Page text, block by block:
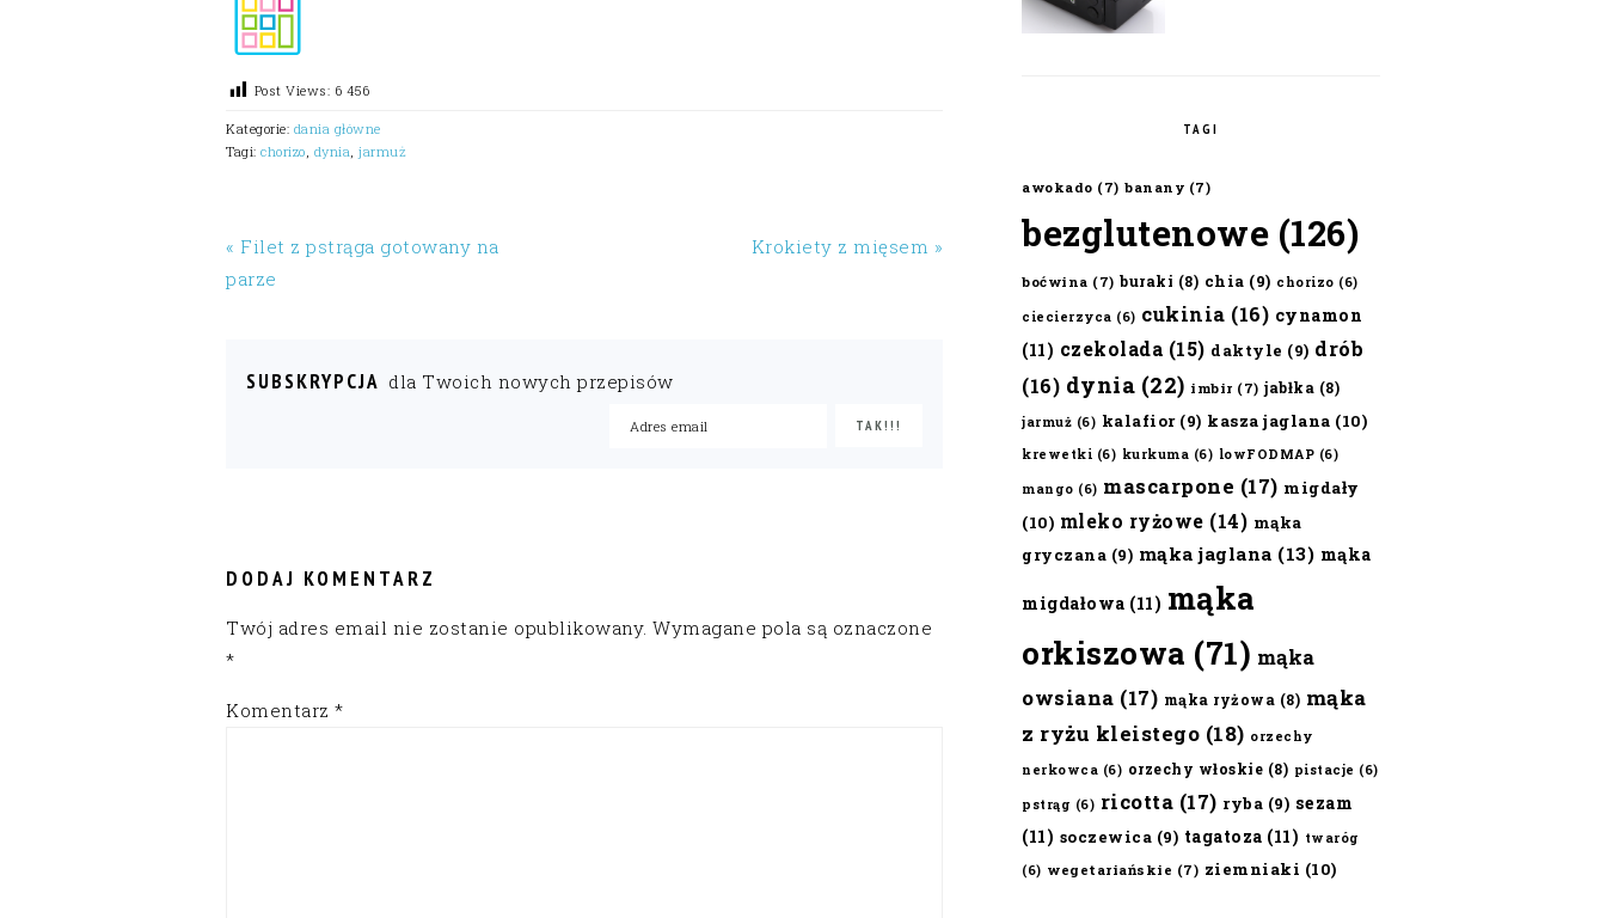
Post Views: 6 456
Kategorie: dania główne
Tagi: chorizo, dynia, jarmuż
« Filet z pstrąga gotowany na
parze
Krokiety z mięsem »
SUBSKRYPCJA dla Twoich nowych przepisów
DODAJ KOMENTARZ
Twój adres email nie zostanie opublikowany. Wymagane pola są oznaczone
*
Komentarz *
TAGI
awokado (7) banany (7)
bezglutenowe (126)
boćwina (7) buraki (8) chia (9) chorizo (6)
ciecierzyca (6) cukinia (16) cynamon
(11) czekolada (15) daktyle (9) drób
(16) dynia (22) imbir (7) jabłka (8)
jarmuż (6) kalafior(9) kasza jaglana (10)
krewetki (6) kurkuma (6) lowFODMAP (6)
mango (6) mascarpone (17) migdały
(10) mleko ryżowe (14) mąka
gryczana (9) mąka jaglana (13) mąka
migdałowa (11) mąka
orkiszowa (71) mąka
owsiana (17) mąka ryżowa (8) mąka
z ryżu kleistego (18) orzechy
nerkowca (6) orzechy włoskie (8) pistacje (6)
pstrąg (6) ricotta (17) ryba (9) sezam
(11) soczewica (9) tagatoza (11) twaróg
(6) wegetariańskie (7) ziemniaki (10)